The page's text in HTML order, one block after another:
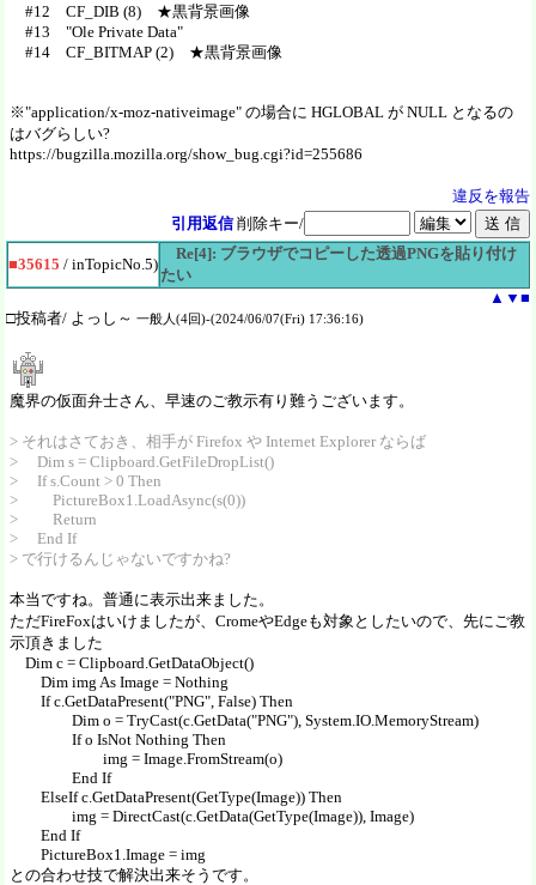
#12 CF_DIB (8) ★黒背景画像
#13 "Ole Private Data"
#14 CF_BITMAP (2) ★黒背景画像
※"application/x-moz-nativeimage" の場合に HGLOBAL が NULL となるの
はバグらしい?
https://bugzilla.mozilla.org/show_bug.cgi?id=255686
違反を報告
引用返信 削除キー/
■35615 / inTopicNo.5)
Re[4]: ブラウザでコピーした透過PNGを貼り付け
たい
▲ ▼ ■
□投稿者/ よっし～ 一般人(4回)-(2024/06/07(Fri) 17:36:16)
魔界の仮面弁士さん、早速のご教示有り難うございます。
> それはさておき、相手が Firefox や Internet Explorer ならば
> Dim s = Clipboard.GetFileDropList()
> If s.Count > 0 Then
> PictureBox1.LoadAsync(s(0))
> Return
> End If
> で行けるんじゃないですかね?
本当ですね。普通に表示出来ました。
ただFireFoxはいけましたが、CromeやEdgeも対象としたいので、先にご教
示頂きました
Dim c = Clipboard.GetDataObject()
Dim img As Image = Nothing
If c.GetDataPresent("PNG", False) Then
Dim o = TryCast(c.GetData("PNG"), System.IO.MemoryStream)
If o IsNot Nothing Then
img = Image.FromStream(o)
End If
ElseIf c.GetDataPresent(GetType(Image)) Then
img = DirectCast(c.GetData(GetType(Image)), Image)
End If
PictureBox1.Image = img
との合わせ技で解決出来そうです。